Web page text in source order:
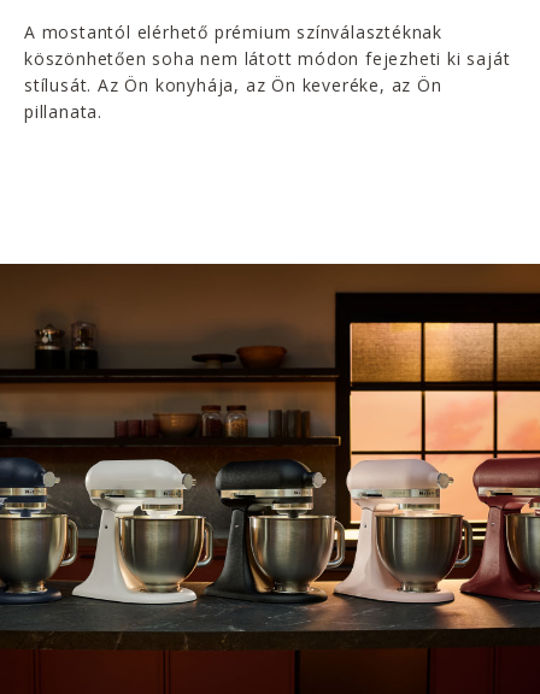
A mostantól elérhető prémium színválasztéknak
köszönhetően soha nem látott módon fejezheti ki saját
stílusát. Az Ön konyhája, az Ön keveréke, az Ön
pillanata.